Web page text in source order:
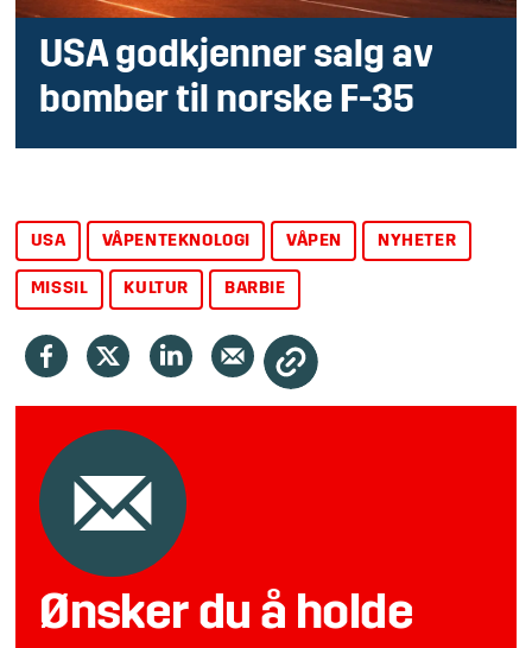
USA godkjenner salg av
bomber til norske F-35
USA VÅPENTEKNOLOGI VÅPEN NYHETER
MISSIL KULTUR BARBIE
Ønsker du å holde